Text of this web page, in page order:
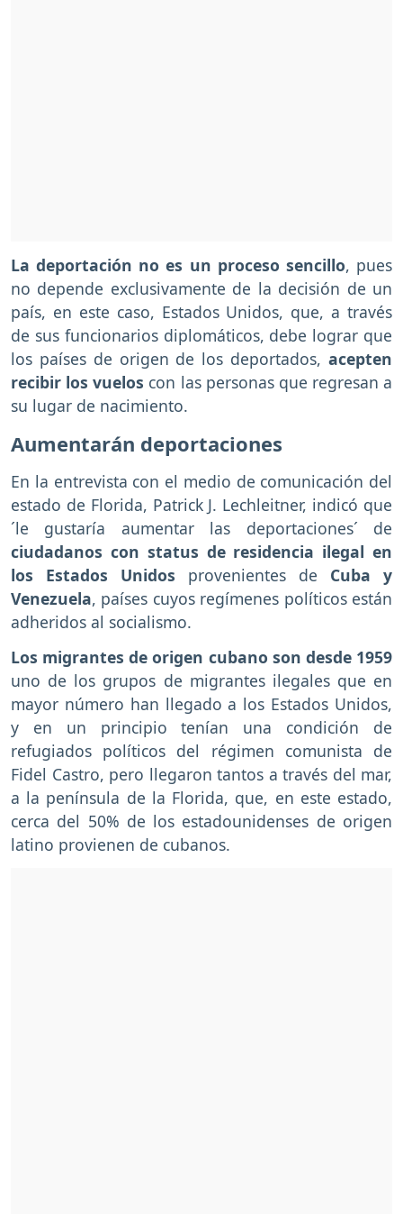
La deportación no es un proceso sencillo, pues
no depende exclusivamente de la decisión de un
país, en este caso, Estados Unidos, que, a través
de sus funcionarios diplomáticos, debe lograr que
los países de origen de los deportados, acepten
recibir los vuelos con las personas que regresan a
su lugar de nacimiento.
Aumentarán deportaciones
En la entrevista con el medio de comunicación del
estado de Florida, Patrick J. Lechleitner, indicó que
´le gustaría aumentar las deportaciones´ de
ciudadanos con status de residencia ilegal en
los Estados Unidos provenientes de Cuba y
Venezuela, países cuyos regímenes políticos están
adheridos al socialismo.
Los migrantes de origen cubano son desde 1959
uno de los grupos de migrantes ilegales que en
mayor número han llegado a los Estados Unidos,
y en un principio tenían una condición de
refugiados políticos del régimen comunista de
Fidel Castro, pero llegaron tantos a través del mar,
a la península de la Florida, que, en este estado,
cerca del 50% de los estadounidenses de origen
latino provienen de cubanos.